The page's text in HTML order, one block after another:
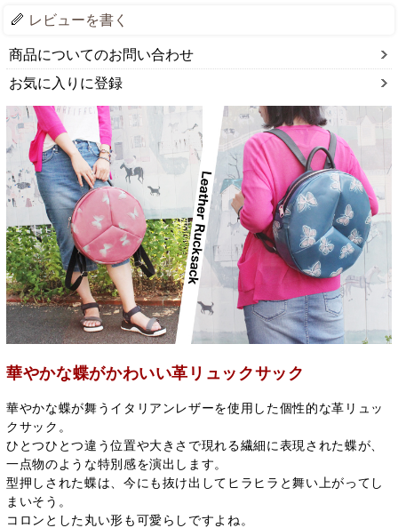
レビューを書く
商品についてのお問い合わせ
お気に入りに登録
華やかな蝶がかわいい革リュックサック
華やかな蝶が舞うイタリアンレザーを使用した個性的な革リュッ
クサック。
ひとつひとつ違う位置や大きさで現れる繊細に表現された蝶が、
一点物のような特別感を演出します。
型押しされた蝶は、今にも抜け出してヒラヒラと舞い上がってし
まいそう。
コロンとした丸い形も可愛らしですよね。